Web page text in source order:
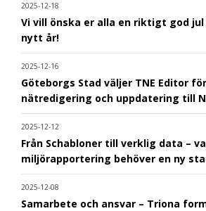
2025-12-18
Vi vill önska er alla en riktigt god
nytt år!
2025-12-16
Göteborgs Stad väljer TNE Editor
nätredigering och uppdatering till
2025-12-12
Från Schabloner till verklig data –
miljörapportering behöver en ny
2025-12-08
Samarbete och ansvar – Triona